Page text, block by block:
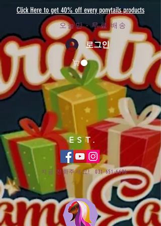
Click Here to get 40% off every ponytails products
오늘만 - 무료 배송
로그인
EST.
지금 전화주세요!031-651-6696